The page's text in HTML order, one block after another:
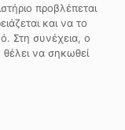
προβλέπεται
και να το
Στη συνέχεια, ο
να σηκωθεί